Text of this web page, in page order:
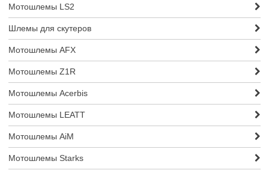
Мотошлемы LS2
Шлемы для скутеров
Мотошлемы AFX
Мотошлемы Z1R
Мотошлемы Acerbis
Мотошлемы LEATT
Мотошлемы AiM
Мотошлемы Starks